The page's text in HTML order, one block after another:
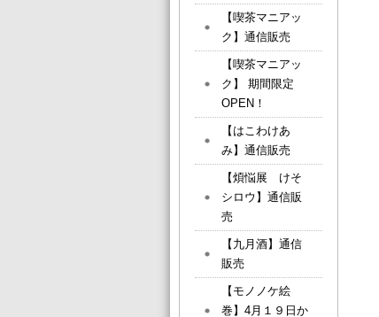
【喫茶マニアッ
ク】通信販売
【喫茶マニアッ
ク】 期間限定
OPEN！
【はこわけあ
み】通信販売
【煩悩展 けそ
シロウ】通信販
売
【九月酒】通信
販売
【モノノケ絵
巻】4月１９日か